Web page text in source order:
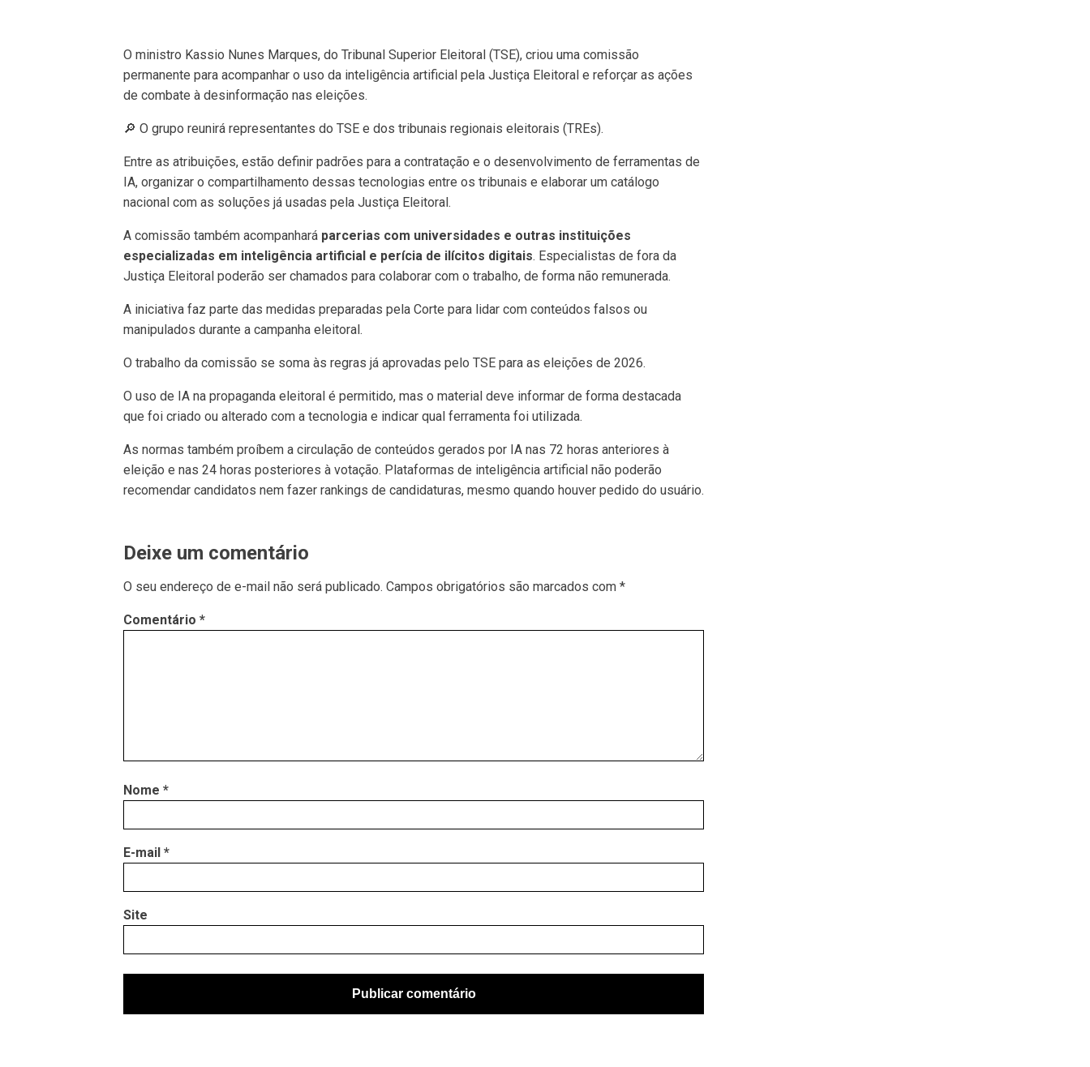
O ministro Kassio Nunes Marques, do Tribunal Superior Eleitoral (TSE), criou uma comissão
permanente para acompanhar o uso da inteligência artificial pela Justiça Eleitoral e reforçar as ações
de combate à desinformação nas eleições.
🔎 O grupo reunirá representantes do TSE e dos tribunais regionais eleitorais (TREs).
Entre as atribuições, estão definir padrões para a contratação e o desenvolvimento de ferramentas de
IA, organizar o compartilhamento dessas tecnologias entre os tribunais e elaborar um catálogo
nacional com as soluções já usadas pela Justiça Eleitoral.
A comissão também acompanhará parcerias com universidades e outras instituições
especializadas em inteligência artificial e perícia de ilícitos digitais. Especialistas de fora da
Justiça Eleitoral poderão ser chamados para colaborar com o trabalho, de forma não remunerada.
A iniciativa faz parte das medidas preparadas pela Corte para lidar com conteúdos falsos ou
manipulados durante a campanha eleitoral.
O trabalho da comissão se soma às regras já aprovadas pelo TSE para as eleições de 2026.
O uso de IA na propaganda eleitoral é permitido, mas o material deve informar de forma destacada
que foi criado ou alterado com a tecnologia e indicar qual ferramenta foi utilizada.
As normas também proíbem a circulação de conteúdos gerados por IA nas 72 horas anteriores à
eleição e nas 24 horas posteriores à votação. Plataformas de inteligência artificial não poderão
recomendar candidatos nem fazer rankings de candidaturas, mesmo quando houver pedido do usuário.
Deixe um comentário
O seu endereço de e-mail não será publicado. Campos obrigatórios são marcados com *
Comentário *
Nome *
E-mail *
Site